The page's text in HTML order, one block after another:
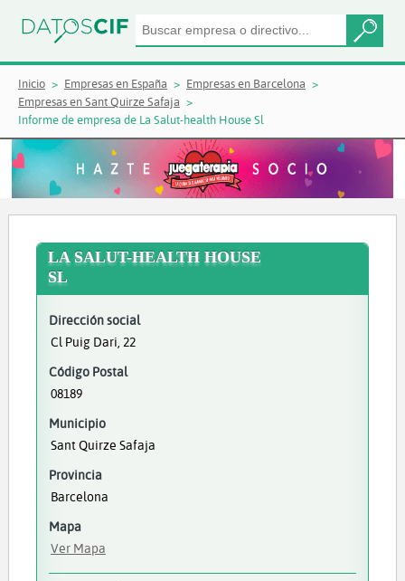
Inicio Empresas en España
Empresas en Barcelona
Empresas en Sant Quirze Safaja
Informe de empresa de La Salut-health House Sl
LA SALUT-HEALTH HOUSE
SL
Dirección social
Cl Puig Dari, 22
Código Postal
08189
Municipio
Sant Quirze Safaja
Provincia
Barcelona
Mapa
Ver Mapa